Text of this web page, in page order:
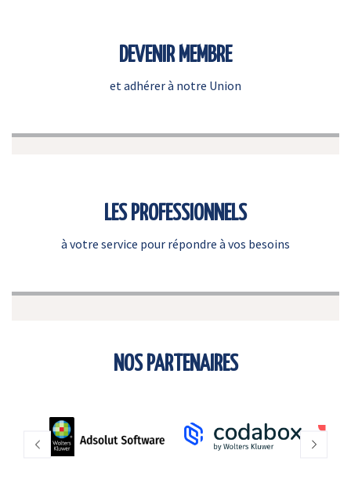
DEVENIR MEMBRE
et adhérer à notre Union
LES PROFESSIONNELS
à votre service pour répondre à vos besoins
NOS PARTENAIRES